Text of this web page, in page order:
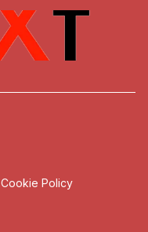
Cookie Policy